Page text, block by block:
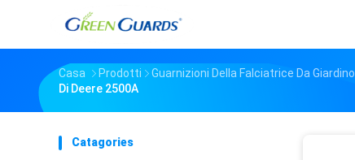
Casa Prodotti Guarnizioni Della Falciatrice Da Giardino
Di Deere 2500A
Catagories